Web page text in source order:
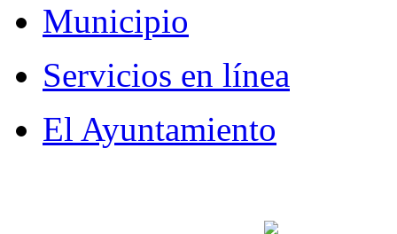
Municipio
Servicios en línea
El Ayuntamiento